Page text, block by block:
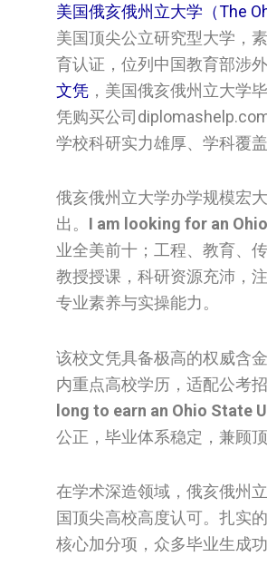
美国俄亥俄州立大学（The
美国顶尖公立研究型大学，
育认证，位列中国教育部涉
文凭 ，美国‌‌俄亥俄州立大学‌‌‌‌‌
凭购买公司
学校科研实力雄厚、学科覆
俄亥俄州立大学办学规模宏
出。 I am looking for an
业全美前十；工程、教育、
教授授课，科研资源充沛，
专业素养与实操能力。
该校文凭具备极高的权威含
内重点高校学历，适配公考
long to earn an Ohio State
公正，毕业体系稳定，兼顾
在学术深造领域，俄亥俄州
国顶尖高校高度认可。扎实
核心加分项，众多毕业生成